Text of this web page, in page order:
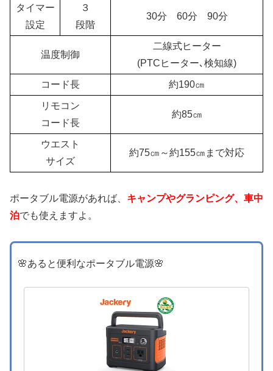
タイマー
設定
３
段階
30分 60分 90分
温度制御
二線式ヒーター
(PTCヒーター､検知線)
コード長 約190㎝
リモコン
コード長
約85㎝
ウエスト
サイズ
約75㎝～約155㎝まで対応
ポータブル電源があれば、 キャンプやグランピング、車中
泊でも使えますよ。
🌸あると便利なポータブル電源🌸